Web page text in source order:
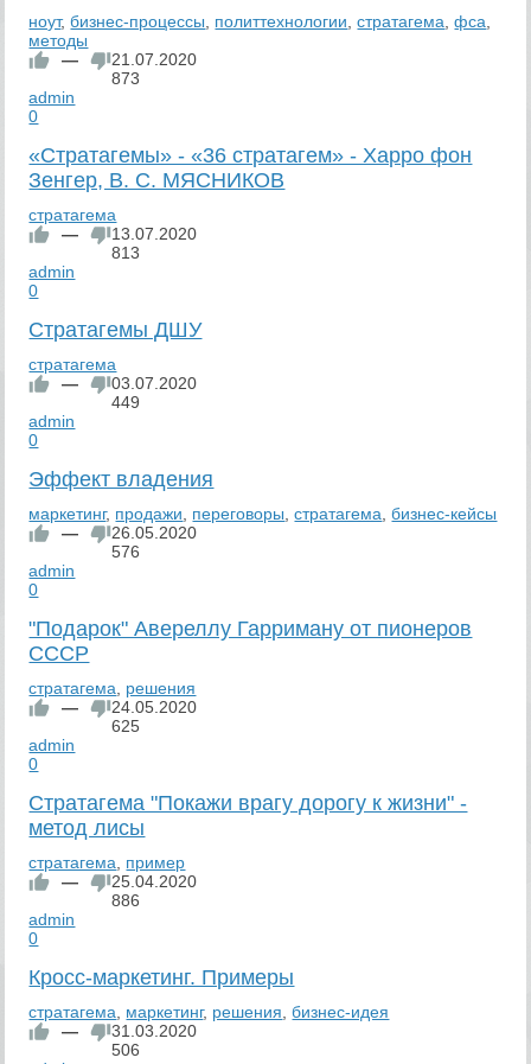
ноут,бизнес-процессы политтехнологии ,стратагема ,фса
методы
—
21.07.2020
873
admin
0
«Стратагемы» - «36 стратагем» - Харро фон
Зенгер, В. С. МЯСНИКОВ
стратагема
—
13.07.2020
813
admin
0
Стратагемы ДШУ
стратагема
—
03.07.2020
449
admin
0
Эффект владения
маркетинг, продажи переговоры ,стратагема ,бизнес-кейсы
—
26.05.2020
576
admin
0
"Подарок" Авереллу Гарриману от пионеров
СССР
стратагема
решения
—
24.05.2020
625
admin
0
Стратагема "Покажи врагу дорогу к жизни" -
метод лисы
стратагема
пример
—
25.04.2020
886
admin
0
Кросс-маркетинг. Примеры
стратагема маркетинг, решения ,бизнес-идея
—
31.03.2020
506